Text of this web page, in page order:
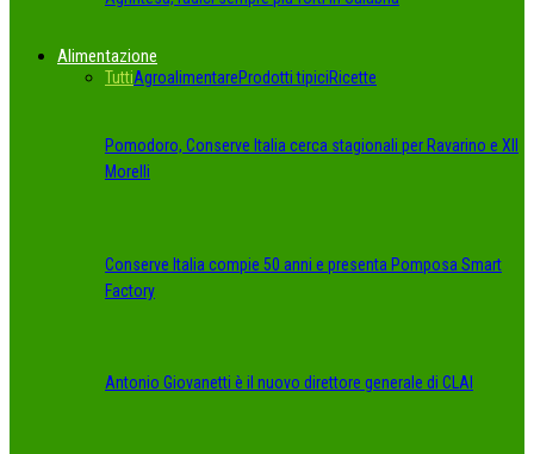
Alimentazione
TuttiAgroalimentareProdotti tipiciRicette
Pomodoro, Conserve Italia cerca stagionali per Ravarino e XII
Morelli
Conserve Italia compie 50 anni e presenta Pomposa Smart
Factory
Antonio Giovanetti è il nuovo direttore generale di CLAI